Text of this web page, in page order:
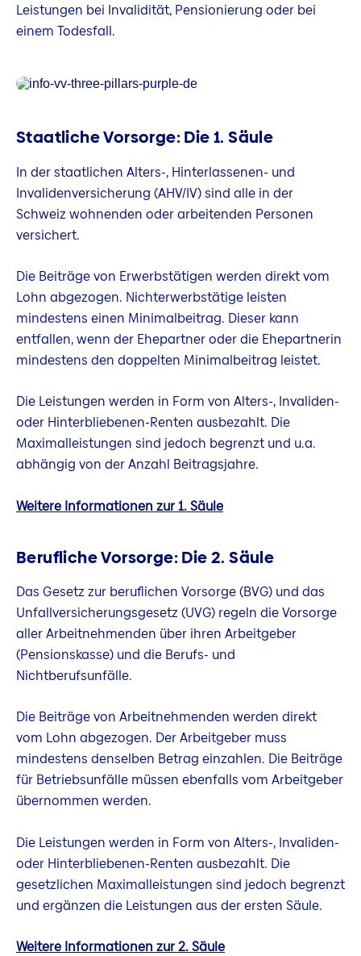
Leistungen bei Invalidität, Pensionierung oder bei
einem Todesfall.
Staatliche Vorsorge: Die 1. Säule
In der staatlichen Alters-, Hinterlassenen- und
Invalidenversicherung (AHV/IV) sind alle in der
Schweiz wohnenden oder arbeitenden Personen
versichert.
Die Beiträge von Erwerbstätigen werden direkt vom
Lohn abgezogen. Nichterwerbstätige leisten
mindestens einen Minimalbeitrag. Dieser kann
entfallen, wenn der Ehepartner oder die Ehepartnerin
mindestens den doppelten Minimalbeitrag leistet.
Die Leistungen werden in Form von Alters-, Invaliden-
oder Hinterbliebenen-Renten ausbezahlt. Die
Maximalleistungen sind jedoch begrenzt und u.a.
abhängig von der Anzahl Beitragsjahre.
Weitere Informationen zur 1. Säule
Berufliche Vorsorge: Die 2. Säule
Das Gesetz zur beruflichen Vorsorge (BVG) und das
Unfallversicherungsgesetz (UVG) regeln die Vorsorge
aller Arbeitnehmenden über ihren Arbeitgeber
(Pensionskasse) und die Berufs- und
Nichtberufsunfälle.
Die Beiträge von Arbeitnehmenden werden direkt
vom Lohn abgezogen. Der Arbeitgeber muss
mindestens denselben Betrag einzahlen. Die Beiträge
für Betriebsunfälle müssen ebenfalls vom Arbeitgeber
übernommen werden.
Die Leistungen werden in Form von Alters-, Invaliden-
oder Hinterbliebenen-Renten ausbezahlt. Die
gesetzlichen Maximalleistungen sind jedoch begrenzt
und ergänzen die Leistungen aus der ersten Säule.
Weitere Informationen zur 2. Säule